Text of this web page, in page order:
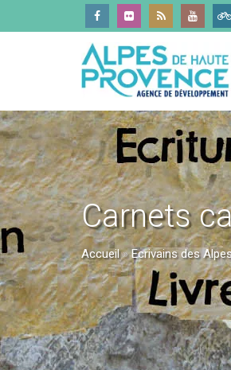
Carnets
Accueil»Ecrivains des